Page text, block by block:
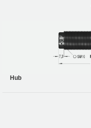
Hub